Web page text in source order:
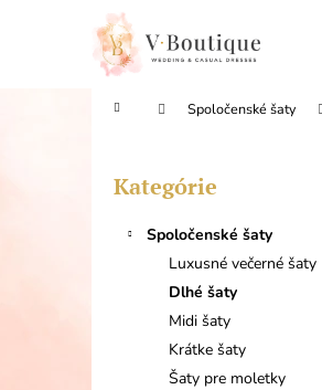
Domov Spoločenské šaty
Preskočiť
kategórie
Kategórie
Spoločenské šaty
Luxusné večerné šaty
Dlhé šaty
Midi šaty
Krátke šaty
Šaty pre moletky
Späť
Späť